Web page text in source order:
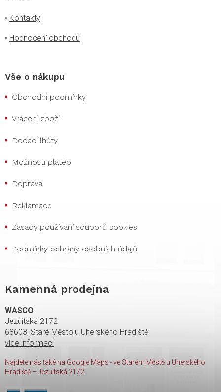
• Kontakty
• Hodnocení obchodu
Vše o nákupu
Obchodní podmínky
Vrácení zboží
Dodací lhůty
Možnosti plateb
Doprava
Reklamace
Zásady používání souborů cookies
Podmínky ochrany osobních údajů
Kamenná prodejna
WASCO
Jezuitská 2172
68603, Staré Město u Uherského Hradiště
více informací
Najdete nás také na Google Maps - ve Starém Městě u Uherského
Hradiště – Jezuitská 2172.